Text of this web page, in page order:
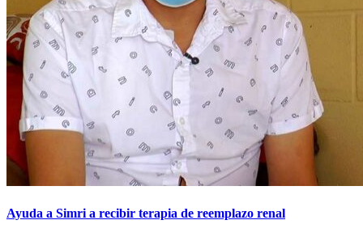
Ayuda a Simri a recibir terapia de reemplazo renal